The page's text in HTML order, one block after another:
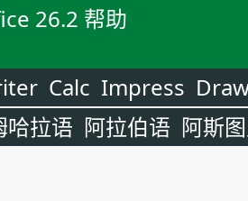
26.2 帮助
Calc Impress
哈拉语 阿拉伯语 阿斯